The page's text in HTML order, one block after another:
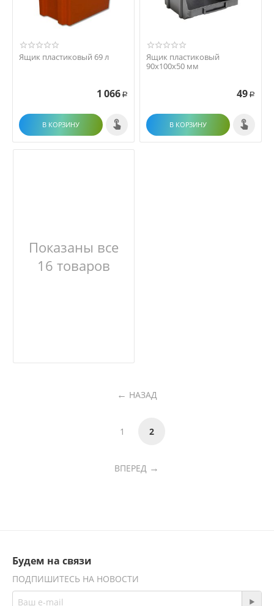
Ящик пластиковый 69 л
1 066 Р
В КОРЗИНУ
Ящик пластиковый
90х100х50 мм
49 Р
В КОРЗИНУ
Показаны все
16 товаров
НАЗАД
1 2
ВПЕРЕД
Будем на связи
ПОДПИШИТЕСЬ НА НОВОСТИ